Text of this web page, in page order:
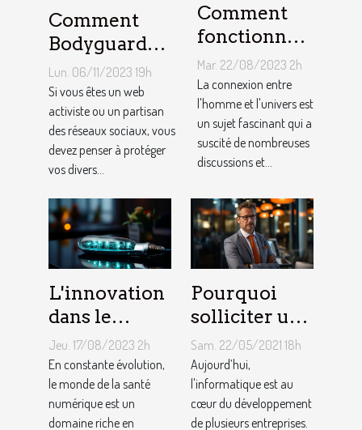
Comment
Bodyguard
lutte contre le
cyber
harcèlement ?
Lun. 06/11/2023 19h
Si vous êtes un web
activiste ou un partisan
des réseaux sociaux, vous
devez penser à protéger
vos divers...
Comment
fonctionne
un pendule
divinatoire
en ligne ?
Mar. 22/08/2023 2h
La connexion entre
l'homme et l'univers est
un sujet fascinant qui a
suscité de nombreuses
discussions et...
L'innovation
dans le
domaine de
la santé
numérique
Jeu. 17/08/2023 2h
En constante évolution,
le monde de la santé
numérique est un
domaine riche en
Pourquoi
solliciter un
service
informatique
pour PME ?
Sam. 22/05/2021 18h
Aujourd’hui,
l'informatique est au
cœur du développement
de plusieurs entreprises.